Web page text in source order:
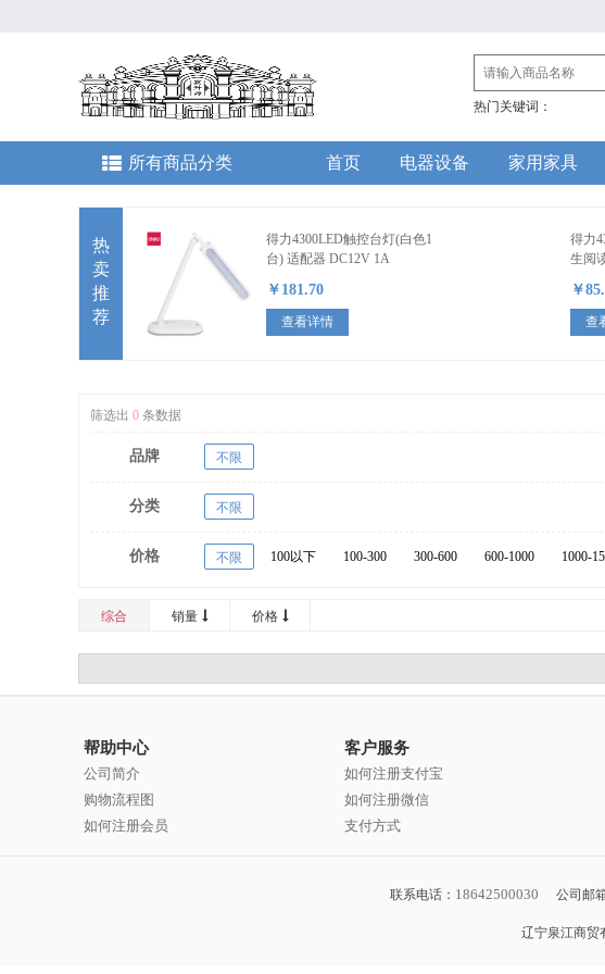
热门关键词：
首页 电器设备 家用家具
所有商品分类
热
卖
推
荐
得力4300LED触控台灯(白色1
台) 适配器 DC12V 1A
￥181.70
查看详情
得力
生阅
￥
查
筛选出 0 条数据
品牌 不限
分类 不限
价格 不限 100以下 100-300 300-600 600-1000 1000-
综合 销量 价格
帮助中心
公司简介
购物流程图
如何注册会员
客户服务
如何注册支付宝
如何注册微信
支付方式
联系电话： 18642500030 公司邮
辽宁泉江商贸